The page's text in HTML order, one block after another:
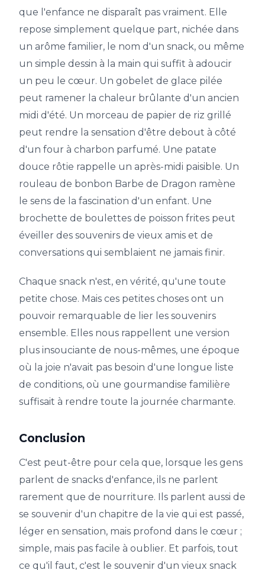
que l'enfance ne disparaît pas vraiment. Elle
repose simplement quelque part, nichée dans
un arôme familier, le nom d'un snack, ou même
un simple dessin à la main qui suffit à adoucir
un peu le cœur. Un gobelet de glace pilée
peut ramener la chaleur brûlante d'un ancien
midi d'été. Un morceau de papier de riz grillé
peut rendre la sensation d'être debout à côté
d'un four à charbon parfumé. Une patate
douce rôtie rappelle un après-midi paisible. Un
rouleau de bonbon Barbe de Dragon ramène
le sens de la fascination d'un enfant. Une
brochette de boulettes de poisson frites peut
éveiller des souvenirs de vieux amis et de
conversations qui semblaient ne jamais finir.
Chaque snack n'est, en vérité, qu'une toute
petite chose. Mais ces petites choses ont un
pouvoir remarquable de lier les souvenirs
ensemble. Elles nous rappellent une version
plus insouciante de nous-mêmes, une époque
où la joie n'avait pas besoin d'une longue liste
de conditions, où une gourmandise familière
suffisait à rendre toute la journée charmante.
Conclusion
C'est peut-être pour cela que, lorsque les gens
parlent de snacks d'enfance, ils ne parlent
rarement que de nourriture. Ils parlent aussi de
se souvenir d'un chapitre de la vie qui est passé,
léger en sensation, mais profond dans le cœur ;
simple, mais pas facile à oublier. Et parfois, tout
ce qu'il faut, c'est le souvenir d'un vieux snack